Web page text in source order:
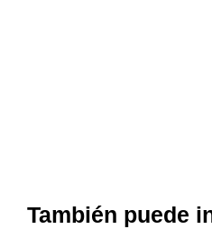
También puede